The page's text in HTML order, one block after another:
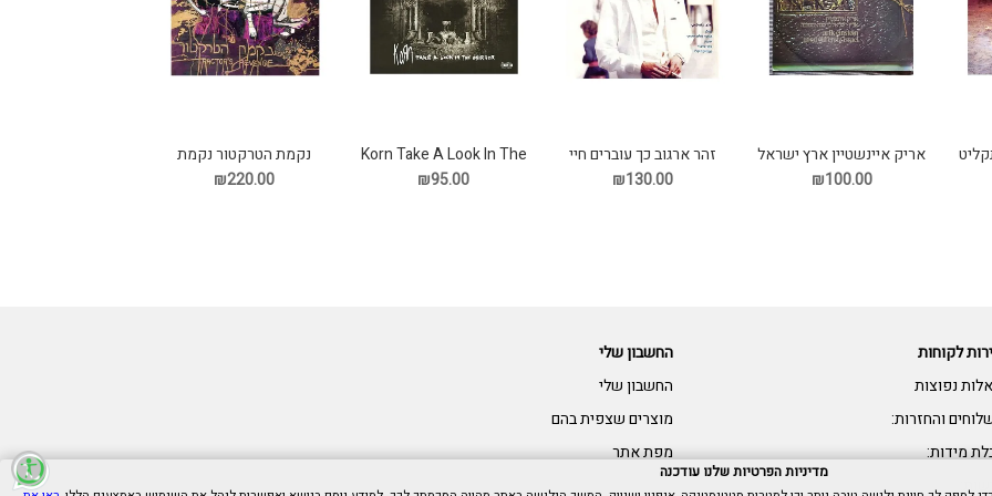
אריק איינשטיין ארץ ישראל
הישנה והטובה תקליט
₪100.00
זהר ארגוב כך עוברים חיי
תקליט
₪130.00
Korn Take A Look In The
Mirror תקליט
₪95.00
נקמת הטרקטור נקמת
הטרקטור תקליט
₪220.00
לקוחות
נפוצות
והחזרות:
מידות:
החשבון שלי
החשבון שלי
מוצרים שצפית בהם
מפת אתר
מדיניות הפרטיות שלנו עודכנה